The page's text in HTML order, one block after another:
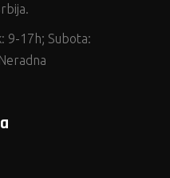
9-17h; Subota: